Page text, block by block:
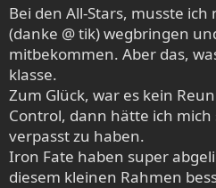
Bei den All-Stars, musste
(danke @ tik) wegbringen
mitbekommen. Aber das,
klasse.
Zum Glück, war es kein
Control, dann hätte ich
verpasst zu haben.
Iron Fate haben super
diesem kleinen Rahmen